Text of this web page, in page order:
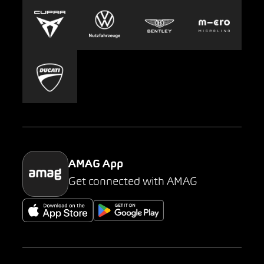
Europcar
Carsharing
Mobility-as-a-Service
Parking
Presse
AMAG App
Get connected with AMAG